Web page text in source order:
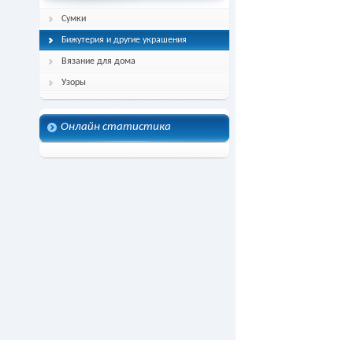
Сумки
Бижутерия и другие украшения
Вязание для дома
Узоры
Онлайн статистика